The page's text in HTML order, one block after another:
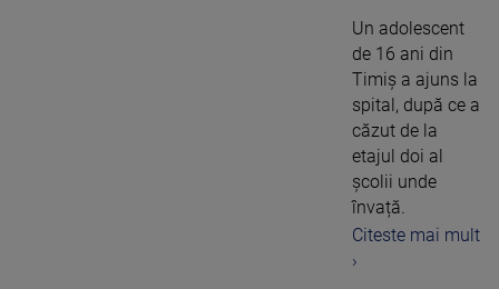
Un adolescent
de 16 ani din
Timiș a ajuns la
spital, după ce a
căzut de la
etajul doi al
școlii unde
învață.
Citeste mai mult
›